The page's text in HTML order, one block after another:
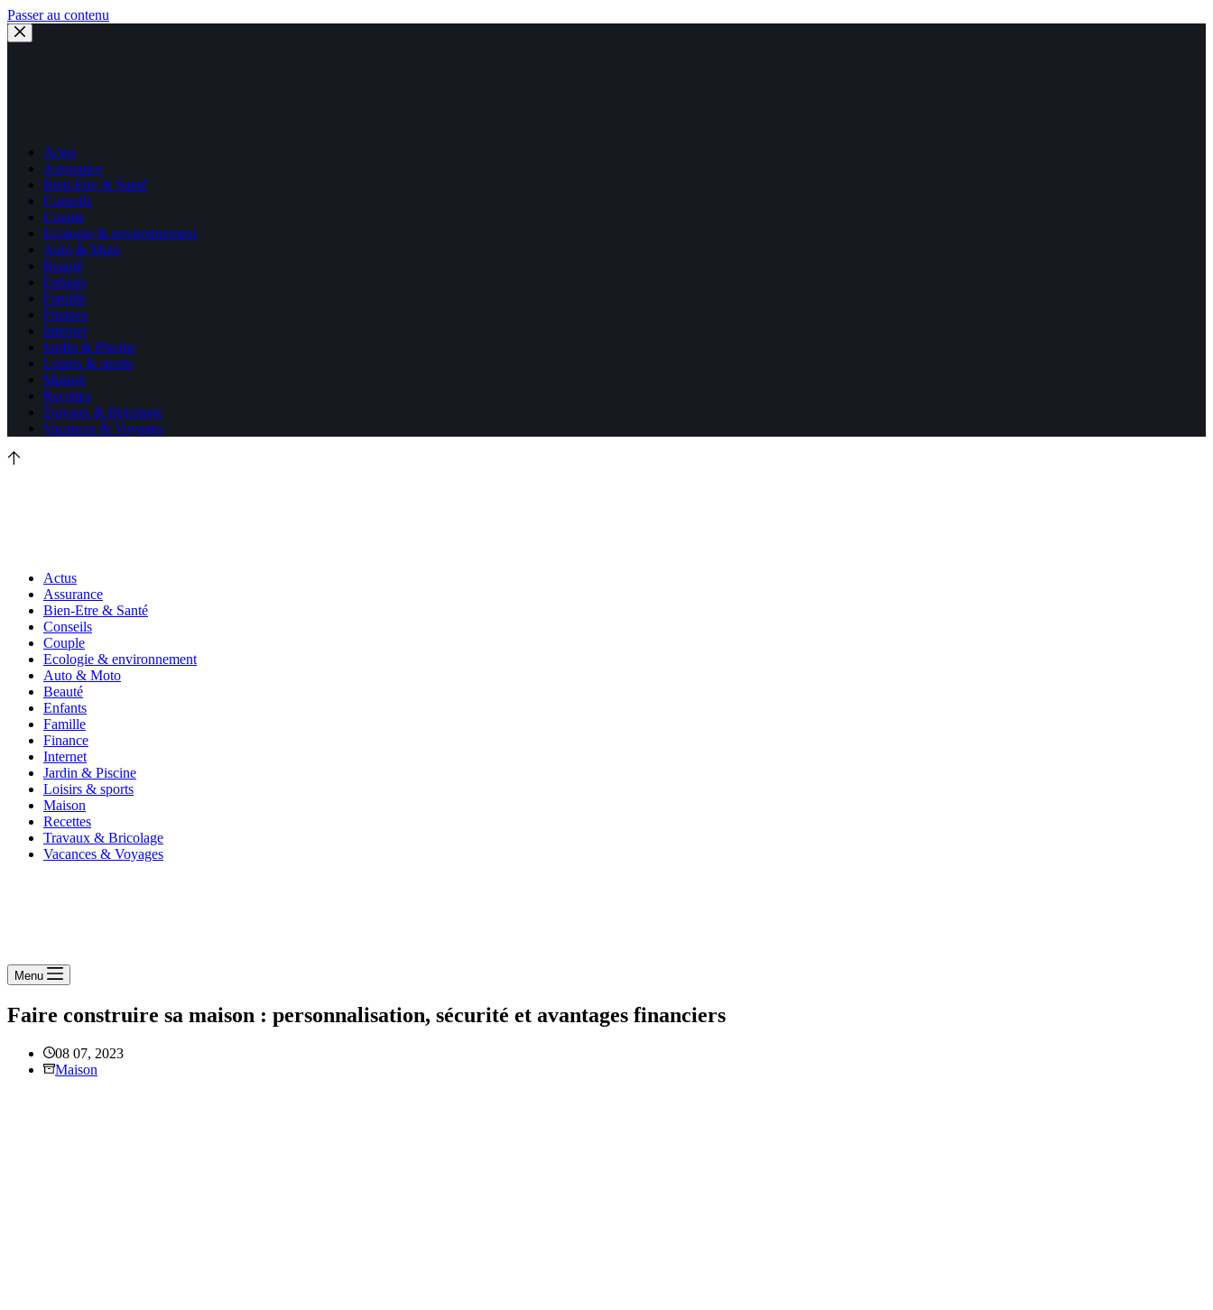
Passer au contenu
Actus
Assurance
Bien-Etre & Santé
Conseils
Couple
Ecologie & environnement
Auto & Moto
Beauté
Enfants
Famille
Finance
Internet
Jardin & Piscine
Loisirs & sports
Maison
Recettes
Travaux & Bricolage
Vacances & Voyages
Actus
Assurance
Bien-Etre & Santé
Conseils
Couple
Ecologie & environnement
Auto & Moto
Beauté
Enfants
Famille
Finance
Internet
Jardin & Piscine
Loisirs & sports
Maison
Recettes
Travaux & Bricolage
Vacances & Voyages
Menu
Faire construire sa maison : personnalisation, sécurité et avantages financiers
08 07, 2023
Maison